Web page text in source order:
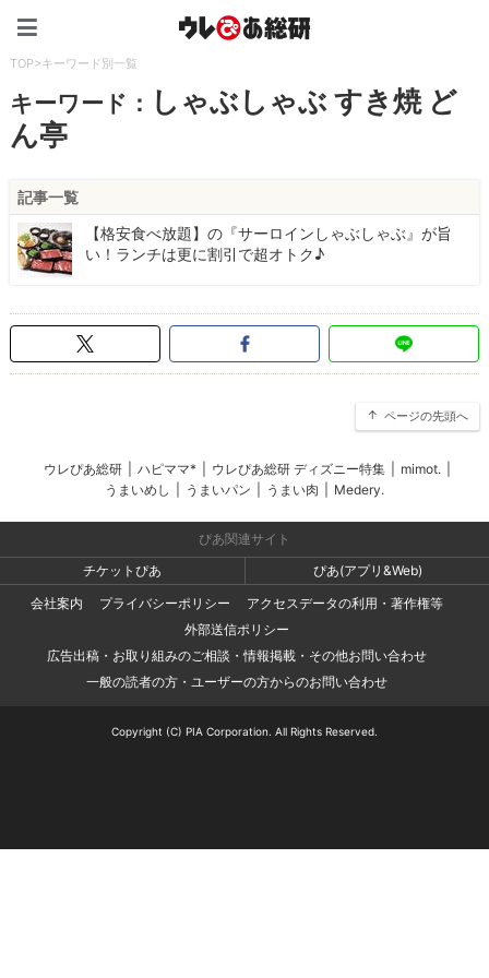
TOP>キーワード別一覧
キーワード： しゃぶしゃぶ すき焼 ど
ん亭
記事一覧
【格安食べ放題】の『サーロインしゃぶしゃぶ』が旨
い！ランチは更に割引で超オトク♪
ページの先頭へ
ウレぴあ総研 ハピママ* ウレぴあ総研 ディズニー特集 mimot.
うまいめし
うまいパン うまい肉 Medery.
ぴあ関連サイト
チケットぴあ
ぴあ(アプリ&Web)
会社案内
プライバシーポリシー
アクセスデータの利用・著作権等
外部送信ポリシー
広告出稿・お取り組みのご相談・情報掲載・その他お問い合わせ
一般の読者の方・ユーザーの方からのお問い合わせ
Copyright (C) PIA Corporation. All Rights Reserved.